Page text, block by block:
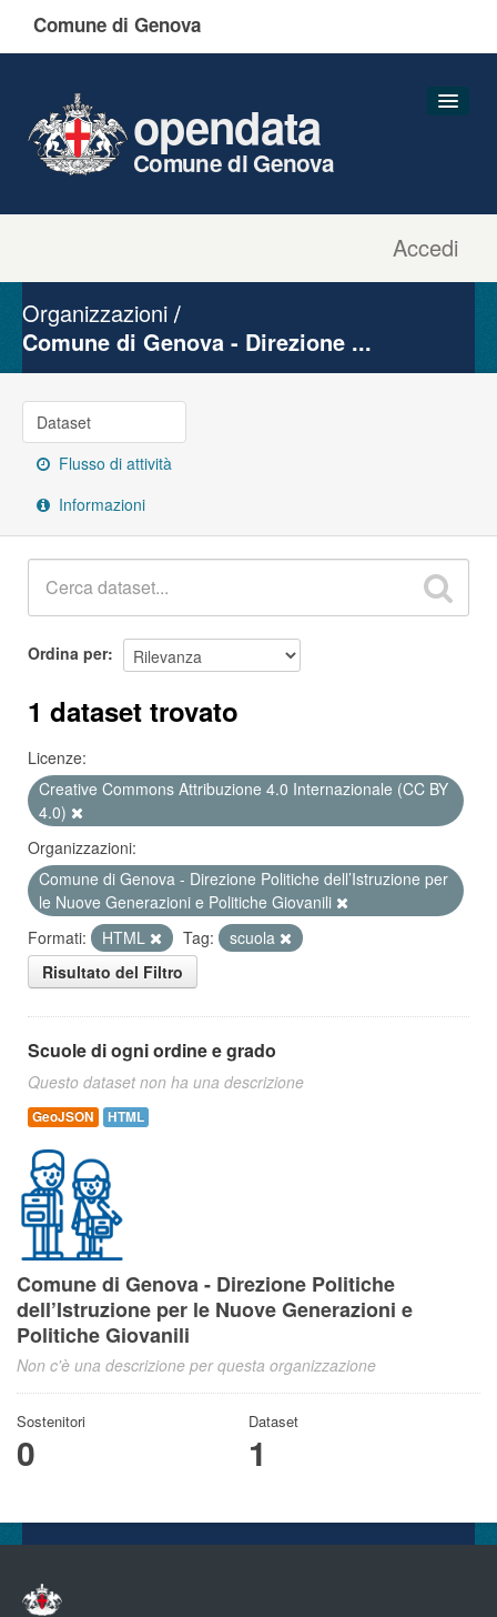
Comune di Genova
Accedi
opendata
Comune di Genova
Gruppi
Organizzazioni
Comune di Genova - Direzione ...
Dataset
Flusso di attività
Informazioni
Ordina per
1 dataset trovato
Licenze:
Creative Commons Attribuzione 4.0 Internazionale (CC BY
4.0)
Organizzazioni:
Comune di Genova - Direzione Politiche dell’Istruzione per
le Nuove Generazioni e Politiche Giovanili
Formati:
HTML Tag:
scuola
Risultato del Filtro
Scuole di ogni ordine e grado
Questo dataset non ha una descrizione
GeoJSON HTML
Comune di Genova - Direzione Politiche
dell’Istruzione per le Nuove Generazioni e
Politiche Giovanili
Non c'è una descrizione per questa organizzazione
Sostenitori
0
Dataset
1